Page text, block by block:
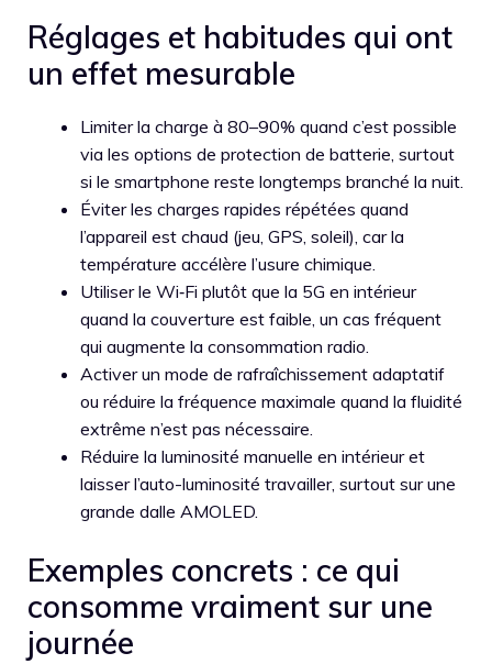
Réglages et habitudes qui ont
un effet mesurable
Limiter la charge à 80–90% quand c’est possible
via les options de protection de batterie, surtout
si le smartphone reste longtemps branché la nuit.
Éviter les charges rapides répétées quand
l’appareil est chaud (jeu, GPS, soleil), car la
température accélère l’usure chimique.
Utiliser le Wi‑Fi plutôt que la 5G en intérieur
quand la couverture est faible, un cas fréquent
qui augmente la consommation radio.
Activer un mode de rafraîchissement adaptatif
ou réduire la fréquence maximale quand la fluidité
extrême n’est pas nécessaire.
Réduire la luminosité manuelle en intérieur et
laisser l’auto-luminosité travailler, surtout sur une
grande dalle AMOLED.
Exemples concrets : ce qui
consomme vraiment sur une
journée